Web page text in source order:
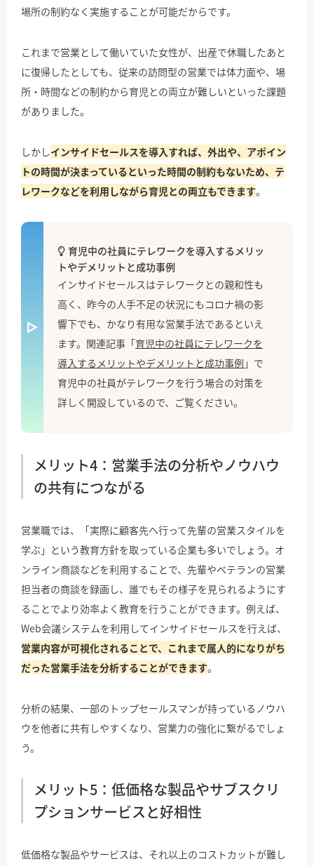
場所の制約なく実施することが可能だからです。
これまで営業として働いていた女性が、出産で休職したあと
に復帰したとしても、従来の訪問型の営業では体力面や、場
所・時間などの制約から育児との両立が難しいといった課題
がありました。
しかしインサイドセールスを導入すれば、外出や、アポイン
トの時間が決まっているといった時間の制約もないため、テ
レワークなどを利用しながら育児との両立もできます。
育児中の社員にテレワークを導入するメリッ
トやデメリットと成功事例
インサイドセールスはテレワークとの親和性も
高く、昨今の人手不足の状況にもコロナ禍の影
響下でも、かなり有用な営業手法であるといえ
ます。関連記事「育児中の社員にテレワークを
導入するメリットやデメリットと成功事例 」で
育児中の社員がテレワークを行う場合の対策を
詳しく開設しているので、ご覧ください。
メリット4：営業手法の分析やノウハウ
の共有につながる
営業職では、「実際に顧客先へ行って先輩の営業スタイルを
学ぶ」という教育方針を取っている企業も多いでしょう。オ
ンライン商談などを利用することで、先輩やベテランの営業
担当者の商談を録画し、誰でもその様子を見られるようにす
ることでより効率よく教育を行うことができます。例えば、
Web会議システムを利用してインサイドセールスを行えば、
営業内容が可視化されることで、これまで属人的になりがち
だった営業手法を分析することができます。
分析の結果、一部のトップセールスマンが持っているノウハ
ウを他者に共有しやすくなり、営業力の強化に繋がるでしょ
う。
メリット5：低価格な製品やサブスクリ
プションサービスと好相性
低価格な製品やサービスは、それ以上のコストカットが難し